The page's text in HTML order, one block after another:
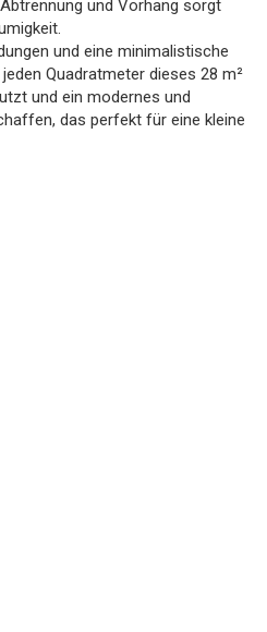
und Vorhang sorgt
und eine minimalistische
Quadratmeter dieses 28 m²
und ein modernes und
das perfekt für eine kleine